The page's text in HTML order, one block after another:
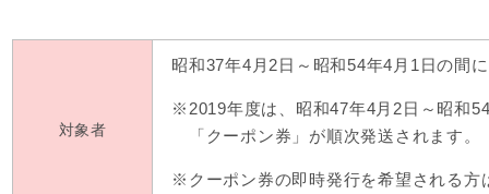
対象者
昭和37年4月2日～昭和54年4月1日の間
※2019年度は、昭和47年4月2日～昭和
「クーポン券」が順次発送されます。
※クーポン券の即時発行を希望される方